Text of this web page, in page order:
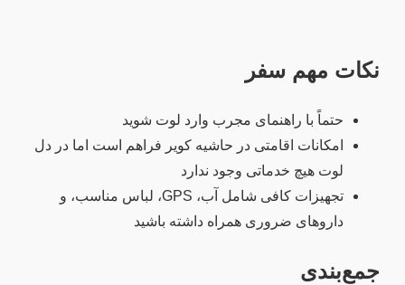
نکات مهم سفر
حتماً با راهنمای مجرب وارد لوت شوید
امکانات اقامتی در حاشیه کویر فراهم است اما در دل
لوت هیچ خدماتی وجود ندارد
تجهیزات کافی شامل آب، GPS، لباس مناسب، و
داروهای ضروری همراه داشته باشید
جمع‌بندی